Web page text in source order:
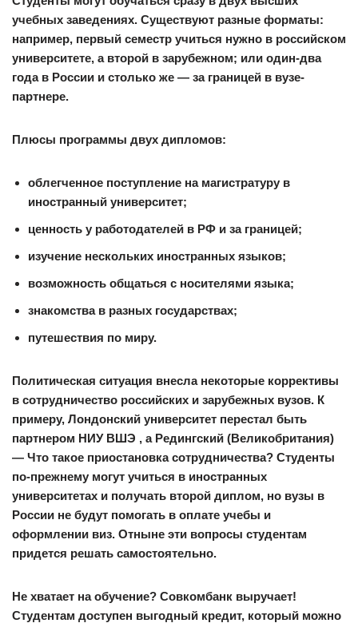
учебных заведениях. Существуют разные форматы:
например, первый семестр учиться нужно в российском
университете, а второй в зарубежном; или один-два
года в России и столько же — за границей в вузе-
партнере.
Плюсы программы двух дипломов:
облегченное поступление на магистратуру в
иностранный университет;
ценность у работодателей в РФ и за границей;
изучение нескольких иностранных языков;
возможность общаться с носителями языка;
знакомства в разных государствах;
путешествия по миру.
Политическая ситуация внесла некоторые коррективы
в сотрудничество российских и зарубежных вузов. К
примеру, Лондонский университет перестал быть
партнером НИУ ВШЭ , а Редингский (Великобритания)
— Что такое приостановка сотрудничества? Студенты
по-прежнему могут учиться в иностранных
университетах и получать второй диплом, но вузы в
России не будут помогать в оплате учебы и
оформлении виз. Отныне эти вопросы студентам
придется решать самостоятельно.
Не хватает на обучение? Совкомбанк выручает!
Студентам доступен выгодный кредит, который можно